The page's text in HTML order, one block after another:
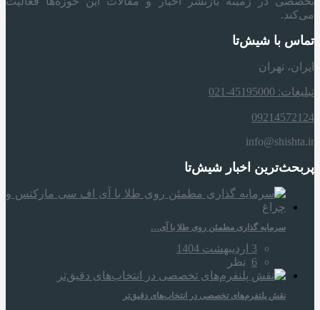
می‌کند.
تماس با شیش‌تا
ایران، تهران
تبلیغات: 45195000-021
09214572124
info@shishta.ir
پربحث‌ترین اخبار شیش‌تا
سرمایه‌ گذاری مطمئن روی طلا با آی…
3 اردیبهشت 1404
6 نظر
نقش پلتفرم‌های تخصصی در انتخاب‌های دقیق‌تر